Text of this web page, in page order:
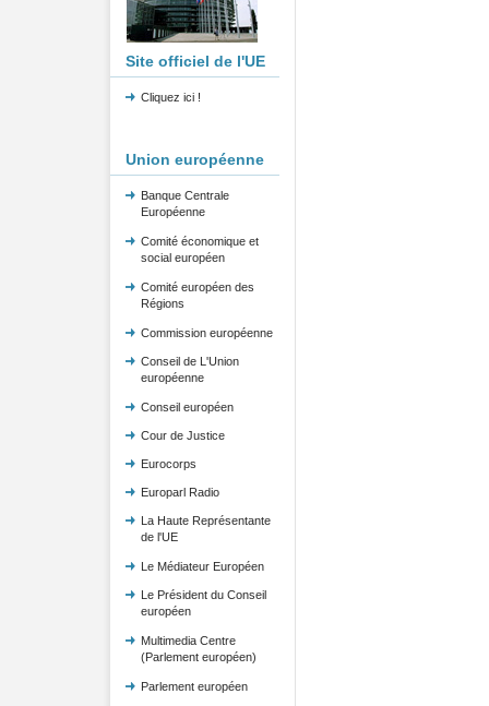
Site officiel de l'UE
Cliquez ici !
Union européenne
Banque Centrale
Européenne
Comité économique et
social européen
Comité européen des
Régions
Commission européenne
Conseil de L'Union
européenne
Conseil européen
Cour de Justice
Eurocorps
Europarl Radio
La Haute Représentante
de l'UE
Le Médiateur Européen
Le Président du Conseil
européen
Multimedia Centre
(Parlement européen)
Parlement européen